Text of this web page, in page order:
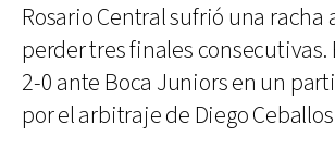
Rosario Central sufrió una racha
perder tres finales consecutivas.
2-0 ante Boca Juniors en un
por el arbitraje de Diego